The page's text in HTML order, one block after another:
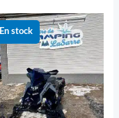
En stock
Le
prix
initial
était :
12 499.00 $.
Le
prix
actuel
est :
8